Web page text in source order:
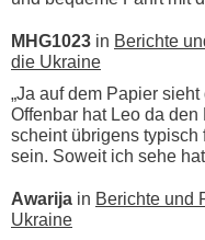
MHG1023 in Berichte
die Ukraine
„Ja auf dem Papier
Offenbar hat Leo da
scheint übrigens typisch
sein. Soweit ich sehe hat
Awarija in Berichte und
Ukraine